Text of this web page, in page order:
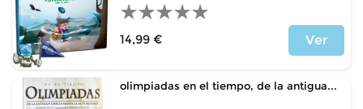
14,99 €
Ver
olimpiadas en el tiempo, de la antigua...